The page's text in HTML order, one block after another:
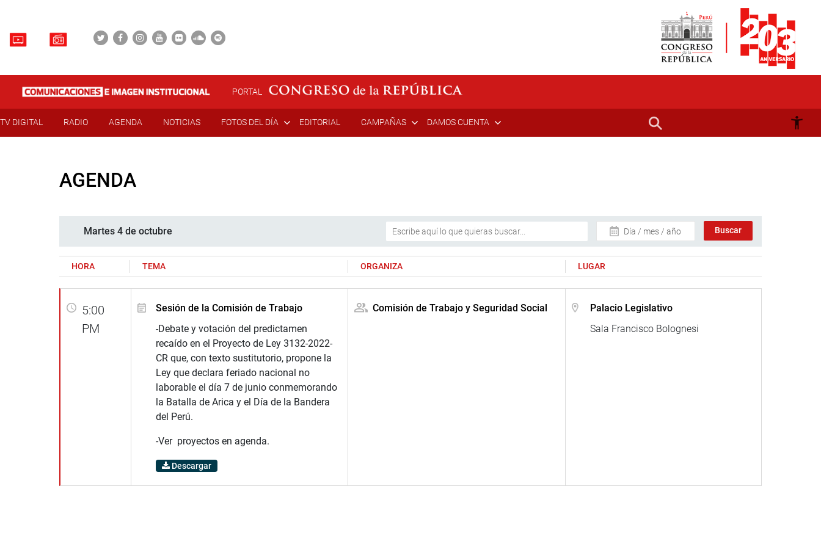
PORTAL
TV DIGITAL RADIO AGENDA NOTICIAS FOTOS DEL DÍA EDITORIAL CAMPAÑAS DAMOS CUENTA
AGENDA
Martes 4 de octubre Día / mes / año
HORA TEMA ORGANIZA LUGAR
5:00
PM
Sesión de la Comisión de Trabajo
-Debate y votación del predictamen
recaído en el Proyecto de Ley 3132-2022-
CR que, con texto sustitutorio, propone la
Ley que declara feriado nacional no
laborable el día 7 de junio conmemorando
la Batalla de Arica y el Día de la Bandera
del Perú.
-Ver proyectos en agenda.
Descargar
Comisión de Trabajo y Seguridad Social
Palacio Legislativo
Sala Francisco Bolognesi